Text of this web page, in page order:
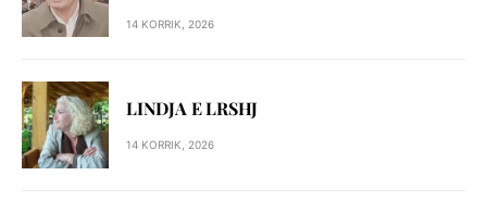
14 KORRIK, 2026
LINDJA E LRSHJ
14 KORRIK, 2026